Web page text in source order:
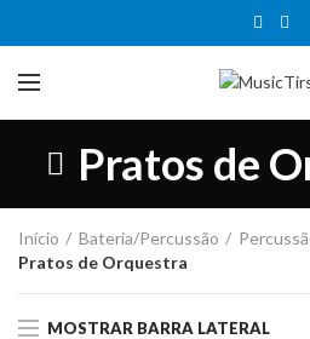
Pratos de
Início Bateria/Percussão
Pratos de Orquestra
MOSTRAR BARRA LATERAL